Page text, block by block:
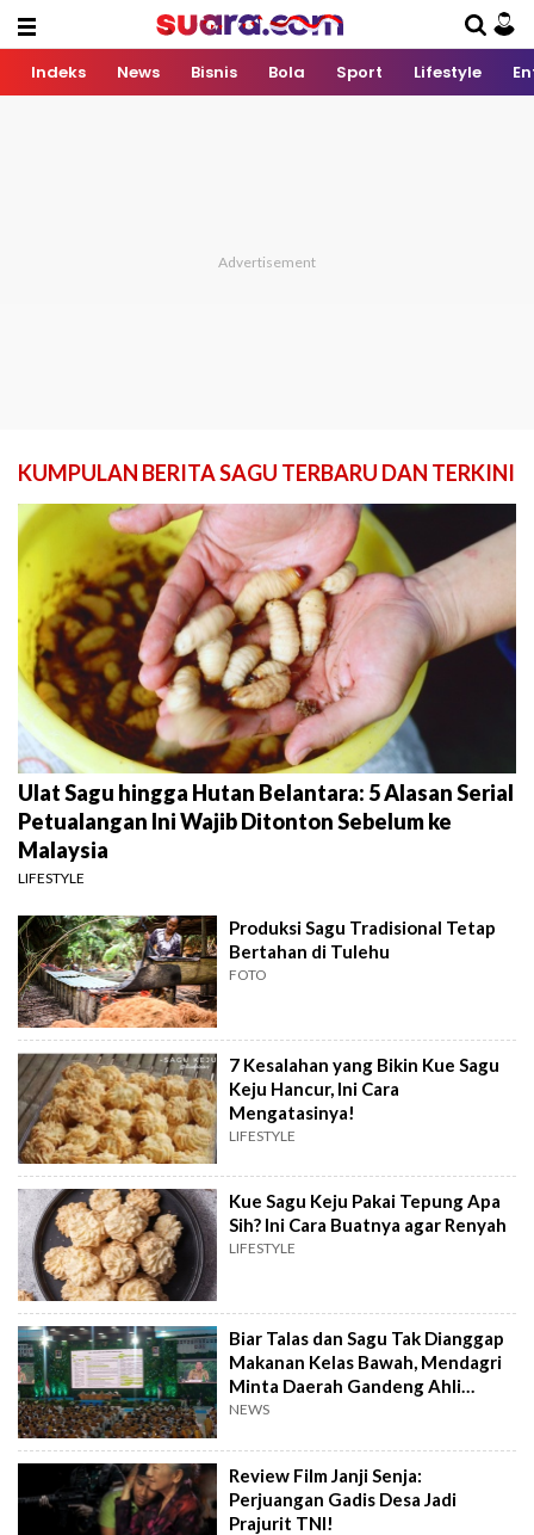
Indeks News Bisnis Bola Sport Lifestyle
KUMPULAN BERITA SAGU TERBARU DAN TERKINI
Ulat Sagu hingga Hutan Belantara: 5 Alasan Serial
Petualangan Ini Wajib Ditonton Sebelum ke
Malaysia
LIFESTYLE
Produksi Sagu Tradisional Tetap
Bertahan di Tulehu
FOTO
7 Kesalahan yang Bikin Kue Sagu
Keju Hancur, Ini Cara
Mengatasinya!
LIFESTYLE
Kue Sagu Keju Pakai Tepung Apa
Sih? Ini Cara Buatnya agar Renyah
LIFESTYLE
Biar Talas dan Sagu Tak Dianggap
Makanan Kelas Bawah, Mendagri
Minta Daerah Gandeng Ahli
Kuliner
NEWS
Review Film Janji Senja:
Perjuangan Gadis Desa Jadi
Prajurit TNI!